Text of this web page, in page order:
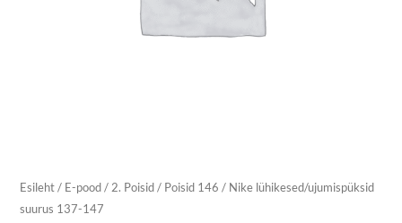
Esileht/ E-pood/2. Poisid/ Poisid 146 / Nike lühikesed/ujumispüksid
suurus 137-147